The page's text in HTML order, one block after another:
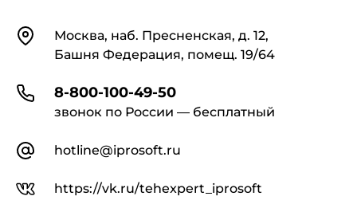
КонтактыМосква, наб. Пресненская, д. 12,
Башня Федерация, помещ. 19/64
8-800-100-49-50
звонок по России — бесплатный
hotline@iprosoft.ru
https://vk.ru/tehexpert_iprosoft